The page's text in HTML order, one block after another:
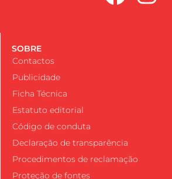
SOBRE
Contactos
Publicidade
Ficha Técnica
Estatuto editorial
Código de conduta
Declaração de transparência
Procedimentos de reclamação
Proteção de fontes